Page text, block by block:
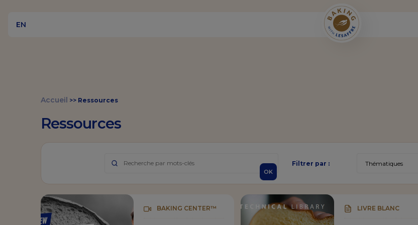
EN
Accueil >> Ressources
Ressources
OK
Filtrer par :
BAKING CENTER™ LIVRE BLANC